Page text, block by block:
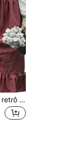
Avental minimalista estilo retrô francês (1 peça), ideal para floristas e baristas, adequado para todas as estações, podendo ser usado em casa, na cozinha, em acampamentos e piqueniques.